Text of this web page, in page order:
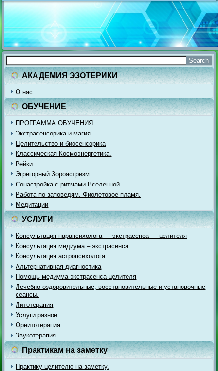
АКАДЕМИЯ ЭЗОТЕРИКИ
О нас
ОБУЧЕНИЕ
ПРОГРАММА ОБУЧЕНИЯ
Экстрасенсорика и магия .
Целительство и биосенсорика
Классическая Космоэнергетика.
Рейки
Эгрегорный Зороастризм
Сонастройка с ритмами Вселенной
Работа по заповедям. Фиолетовое пламя.
Медитации
УСЛУГИ
Консультация парапсихолога — экстрасенса — целителя
Консультация медиума – экстрасенса.
Консультация астропсихолога.
Альтернативная диагностика
Помощь медиума-экстрасенса-целителя
Лечебно-оздоровительные, восстановительные и установочные
сеансы.
Литотерапия
Услуги разное
Орнитотерапия
Звукотерапия
Практикам на заметку
Практику целителю на заметку.